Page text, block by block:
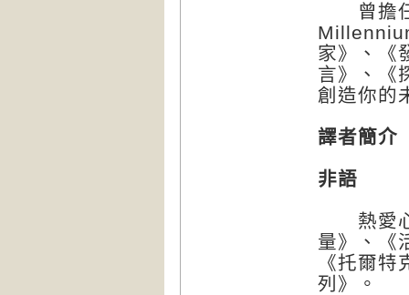
曾擔任
家》、《
言》、《
創造你的
譯者簡介
非語
熱愛心
量》、《
《托爾
列》。